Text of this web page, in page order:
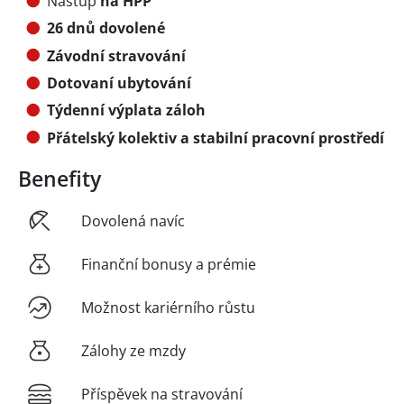
26 dnů dovolené
Závodní stravování
Dotovaní ubytování
Týdenní výplata záloh
Přátelský kolektiv a stabilní pracovní prostředí
Benefity
Dovolená navíc
Finanční bonusy a prémie
Možnost kariérního růstu
Zálohy ze mzdy
Příspěvek na stravování